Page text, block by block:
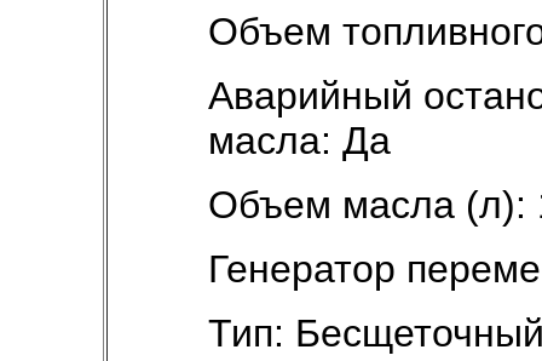
Объем
Аварийный
масла: Да
Объем масла (л):
Генератор
Тип: